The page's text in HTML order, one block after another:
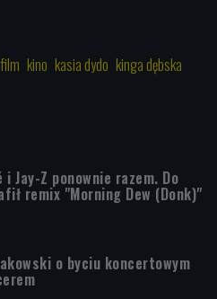
film kino kasia dydo kinga dębska
i Jay-Z ponownie razem. Do
remix "Morning Dew (Donk)"
o byciu koncertowym